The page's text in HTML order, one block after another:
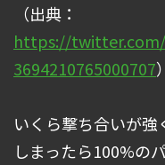
（出典：
https://twitter.com/
3694210765000707）
いくら撃ち合いが強
しまったら100%の